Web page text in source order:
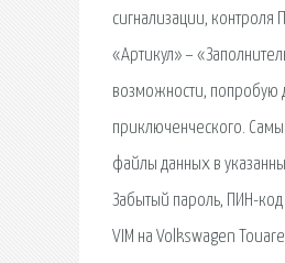
сигнализации,
«Артикул» –
возможности, попробую
приключенческого.
файлы данных в
Забытый пароль, ПИН-
VIM на Volkswagen